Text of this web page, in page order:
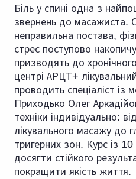
Біль у спині одна з
звернень до масажиста.
неправильна постава,
стрес поступово
призводять до
центрі АРЦТ+
проводить спеціаліст
Приходько Олег
техніки індивідуально:
лікувального масажу до
тригерних зон. Курс із
досягти стійкого
покращити якість життя.